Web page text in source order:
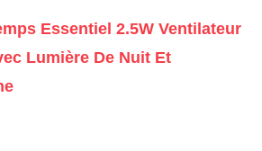
Essentiel 2.5W Ventilateur
Lumière De Nuit Et